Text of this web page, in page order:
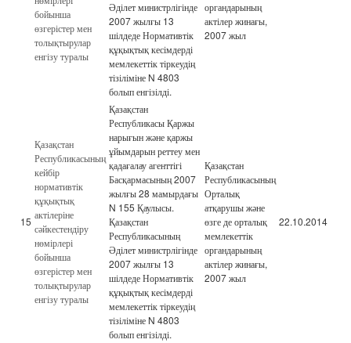
бойынша
өзгерістер мен
толықтырулар
енгізу туралы
Әділет министрлігінде
2007 жылғы 13
шілдеде Нормативтік
құқықтық кесімдерді
мемлекеттік тіркеудің
тізіліміне N 4803
болып енгізілді.
органдарының
актілер жинағы,
2007 жыл
15
Қазақстан
Республикасының
кейбір
нормативтік
құқықтық
актілеріне
сәйкестендіру
нөмірлері
бойынша
өзгерістер мен
толықтырулар
енгізу туралы
Қазақстан
Республикасы Қаржы
нарығын және қаржы
ұйымдарын реттеу мен
қадағалау агенттігі
Басқармасының 2007
жылғы 28 мамырдағы
N 155 Қаулысы.
Қазақстан
Республикасының
Әділет министрлігінде
2007 жылғы 13
шілдеде Нормативтік
құқықтық кесімдерді
мемлекеттік тіркеудің
тізіліміне N 4803
болып енгізілді.
Қазақстан
Республикасының
Орталық
атқарушы және
өзге де орталық
мемлекеттік
органдарының
актілер жинағы,
2007 жыл
22.10.2014